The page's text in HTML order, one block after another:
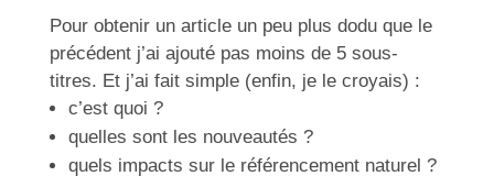
Pour obtenir un article un peu plus dodu que le
précédent j’ai ajouté pas moins de 5 sous-
titres. Et j’ai fait simple (enfin, je le croyais) :
c’est quoi ?
quelles sont les nouveautés ?
quels impacts sur le référencement naturel ?